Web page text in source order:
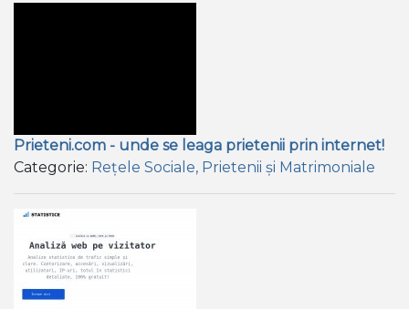
Prieteni.com - unde se leaga prietenii prin internet!
Categorie: Rețele Sociale, Prietenii și Matrimoniale